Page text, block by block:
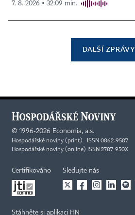
7. 8. 2026 ▪ 32:09 min.
DALŠÍ ZPRÁVY
© 1996-2026 Economia, a.s.
Hospodářské noviny (print) ISSN 0862-9587
Hospodářské noviny (online) ISSN 2787-950X
Certifikováno Sledujte nás
Stáhněte si aplikaci HN